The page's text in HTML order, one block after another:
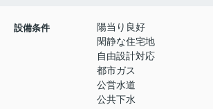
設備条件
陽当り良好
閑静な住宅地
自由設計対応
都市ガス
公営水道
公共下水